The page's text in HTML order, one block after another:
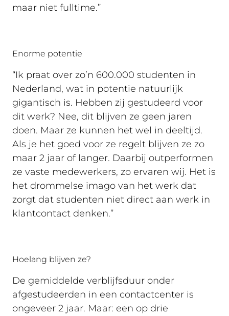
maar niet fulltime.”
Enorme potentie
“Ik praat over zo’n 600.000 studenten in
Nederland, wat in potentie natuurlijk
gigantisch is. Hebben zij gestudeerd voor
dit werk? Nee, dit blijven ze geen jaren
doen. Maar ze kunnen het wel in deeltijd.
Als je het goed voor ze regelt blijven ze zo
maar 2 jaar of langer. Daarbij outperformen
ze vaste medewerkers, zo ervaren wij. Het is
het drommelse imago van het werk dat
zorgt dat studenten niet direct aan werk in
klantcontact denken.”
Hoelang blijven ze?
De gemiddelde verblijfsduur onder
afgestudeerden in een contactcenter is
ongeveer 2 jaar. Maar: een op drie